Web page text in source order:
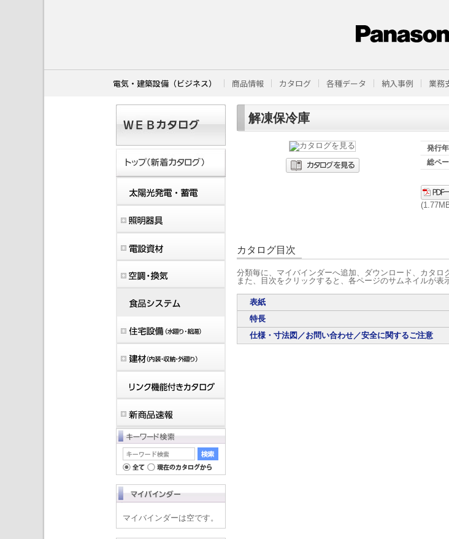
電気・建築設備（ビジネス） 商品情報 カタログ 各種データ 納入事例 業務
解凍保冷庫
発行
総ペ
カタログ目次
分類毎に、マイバインダーへ追加、ダウンロード、カタロ
また、目次をクリックすると、各ページのサムネイルが表
表紙
特長
仕様・寸法図／お問い合わせ／安全に関するご注意
マイバインダーは空です。